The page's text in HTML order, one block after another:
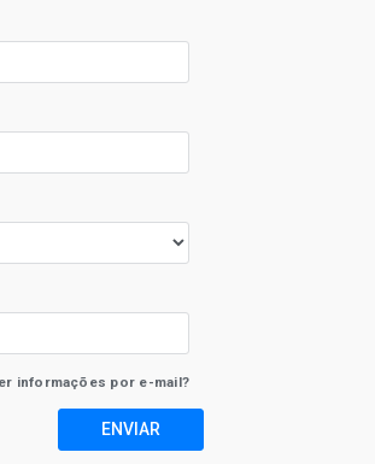
informações por e-mail?
ENVIAR